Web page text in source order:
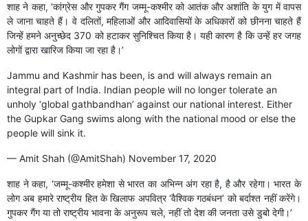
शाह ने कहा, ‘कांग्रेस और गुपकर गैंग जम्मू-कश्मीर को आतंक और अशांति के युग में वापस
ले जाना चाहते हैं। वे दलितों, महिलाओं और आदिवासियों के अधिकारों को छीनना चाहते हैं
जिन्हें हमने अनुच्छेद 370 को हटाकर सुनिश्चित किया है। यही कारण है कि उन्हें हर जगह
लोगों द्वारा खारिज किया जा रहा है।’
Jammu and Kashmir has been, is and will always remain an
integral part of India. Indian people will no longer tolerate an
unholy ‘global gathbandhan’ against our national interest. Either
the Gupkar Gang swims along with the national mood or else the
people will sink it.
— Amit Shah (@AmitShah) November 17, 2020
शाह ने कहा, ‘जम्मू-कश्मीर हमेशा से भारत का अभिन्न अंग रहा है, है और रहेगा। भारत के
लोग अब हमारे राष्ट्रीय हित के खिलाफ अपवित्र ‘वैश्विक गठबंधन’ को बर्दाश्त नहीं करेंगे।
गुपकर गैंग या तो राष्ट्रीय भावना के अनुरूप चले, नहीं तो देश की जनता उसे डुबो देगी।’